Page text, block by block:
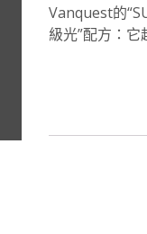
Vanquest的
級光”配方：